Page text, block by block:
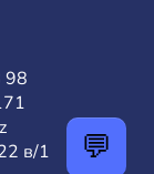
98
в/1
💬